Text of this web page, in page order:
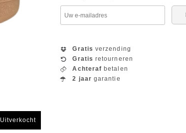
Uitverkocht
Gratis verzending
Gratis retourneren
Achteraf betalen
2 jaar garantie